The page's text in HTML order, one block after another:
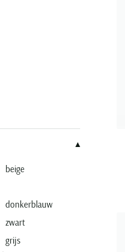
beige
donkerblauw
zwart
grijs